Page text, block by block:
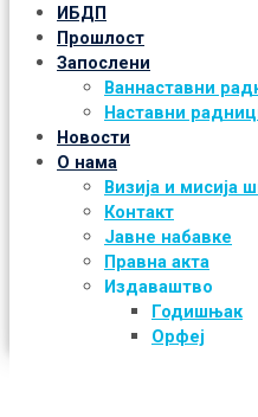
ИБДП
Прошлост
Запослени
Ваннаставни
Наставни
Новости
О нама
Визија и мисија
Контакт
Јавне набавке
Правна акта
Издаваштво
Годишњак
Орфеј